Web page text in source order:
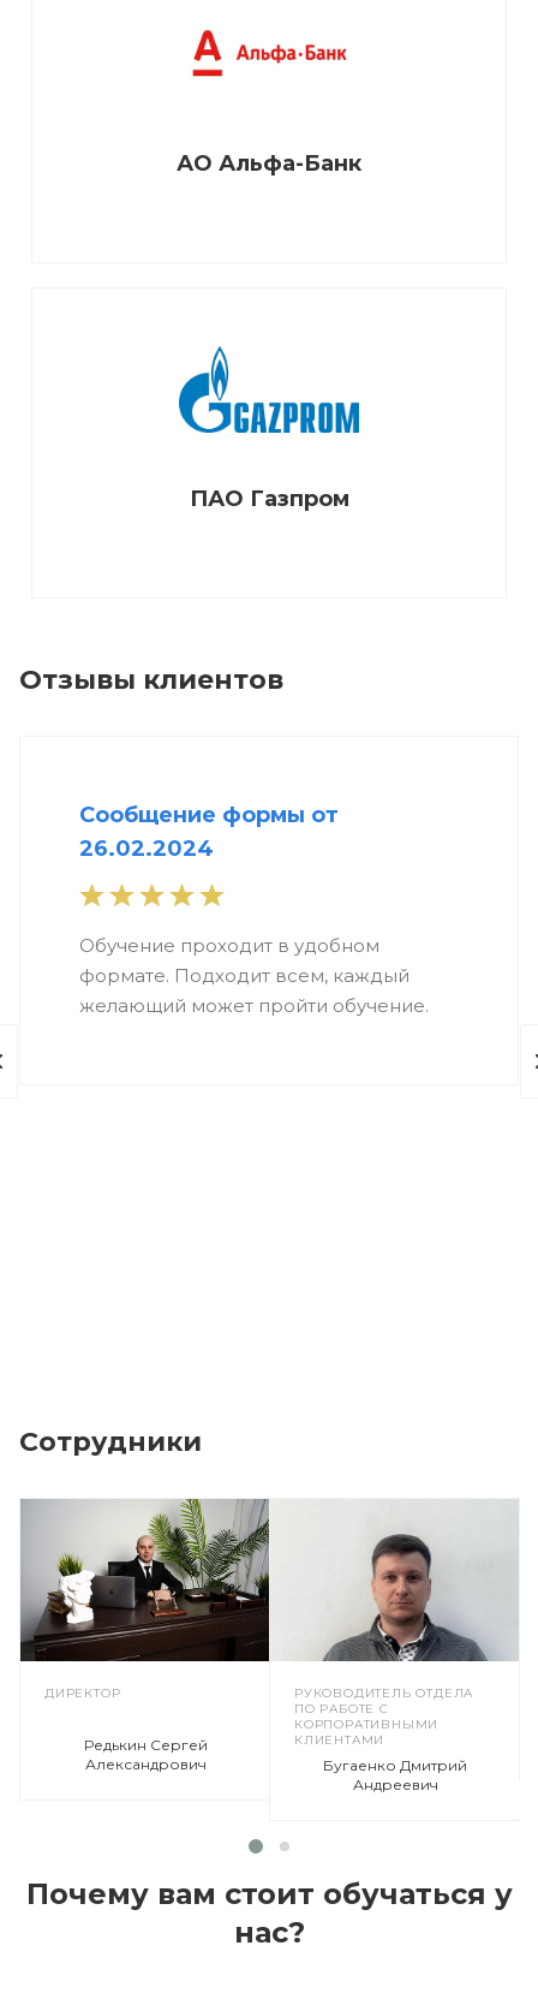
АО Альфа-Банк
ПАО Газпром
Отзывы клиентов
Сообщение формы от
26.02.2024
Обучение проходит в удобном
формате. Подходит всем, каждый
желающий может пройти обучение.
Сотрудники
ДИРЕКТОР
Редькин Сергей
Александрович
РУКОВОДИТЕЛЬ ОТДЕЛА
ПО РАБОТЕ С
КОРПОРАТИВНЫМИ
КЛИЕНТАМИ
Бугаенко Дмитрий
Андреевич
Почему вам стоит обучаться у
нас?